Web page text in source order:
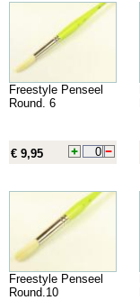
Freestyle Penseel
Round. 6
€ 9,95
Freestyle Penseel
Round.10